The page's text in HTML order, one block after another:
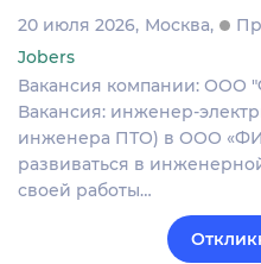
20 июля 2026 Москва
Jobers
Вакансия компании:
Вакансия:
инженера ПТО) в ООО
развиваться в
своей работы…